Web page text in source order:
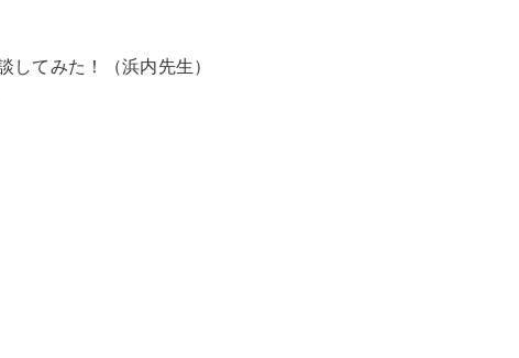
てみた！（浜内先生）